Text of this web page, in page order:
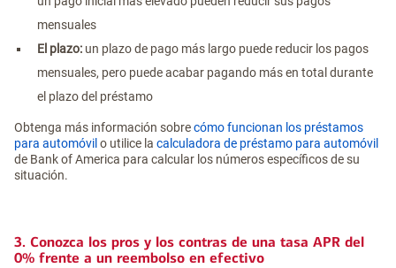
mensuales
El plazo:un plazo de pago más largo puede reducir los pagos
mensuales, pero puede acabar pagando más en total durante
el plazo del préstamo
Obtenga más información sobrecómo funcionan los préstamos
para automóvil o utilice la calculadora de préstamo para automóvil
de Bank of America para calcular los números específicos de su
situación.
3. Conozca los pros y los contras de una tasa APR del
0% frente a un reembolso en efectivo